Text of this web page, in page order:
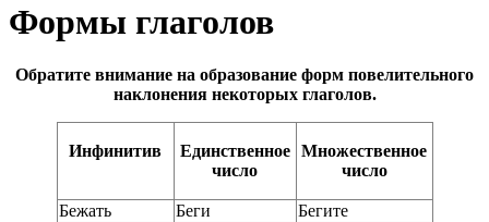
Формы глаголов
Обратите внимание на образование форм повелительного
наклонения некоторых глаголов.
Инфинитив
Единственное
число
Множественное
число
Бежать Беги
Бегите